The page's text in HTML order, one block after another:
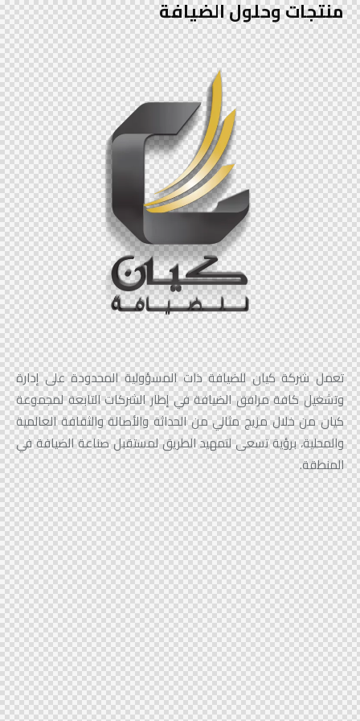
منتجات وحلول الضيافة
تعمل شركة كيان للضيافة ذات المسؤولية المحدودة على إدارة
وتشغيل كافة مرافق الضيافة في إطار الشركات التابعة لمجموعة
كيان من خلال مزيج مثالي من الحداثة والأصالة والثقافة العالمية
والمحلية، برؤية تسعى لتمهيد الطريق لمستقبل صناعة الضيافة في
المنطقة.